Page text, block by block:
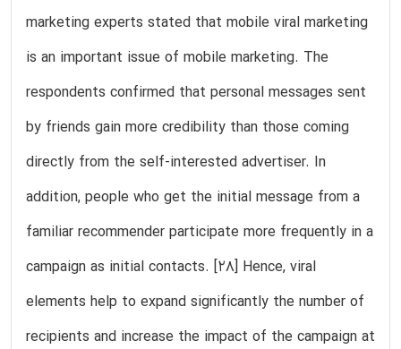
marketing experts stated that mobile viral marketing
is an important issue of mobile marketing. The
respondents confirmed that personal messages sent
by friends gain more credibility than those coming
directly from the self-interested advertiser. In
addition, people who get the initial message from a
familiar recommender participate more frequently in a
campaign as initial contacts. [28] Hence, viral
elements help to expand significantly the number of
recipients and increase the impact of the campaign at